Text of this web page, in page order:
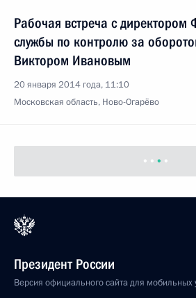
Рабочая встреча с директором
службы по контролю за
Виктором Ивановым
20 января 2014 года, 11:10
Московская область, Ново-Огарёво
Президент России
Версия официального сайта для мобильных